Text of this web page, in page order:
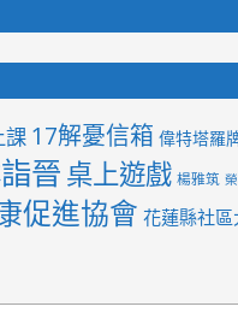
課 17解憂信箱 偉特塔羅
晉桌上遊戲 楊雅筑
促進協會 花蓮縣社區